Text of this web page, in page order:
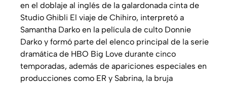
en el doblaje al inglés de la galardonada cinta de
Studio Ghibli El viaje de Chihiro, interpretó a
Samantha Darko en la película de culto Donnie
Darko y formó parte del elenco principal de la serie
dramática de HBO Big Love durante cinco
temporadas, además de apariciones especiales en
producciones como ER y Sabrina, la bruja